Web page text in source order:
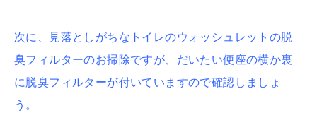
次に、見落としがちなトイレのウォッシュレットの脱
臭フィルターのお掃除ですが、だいたい便座の横か裏
に脱臭フィルターが付いていますので確認しましょ
う。